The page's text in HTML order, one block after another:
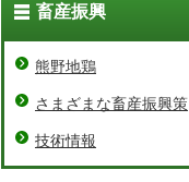
畜産振興
熊野地鶏
さまざまな畜産振興策
技術情報